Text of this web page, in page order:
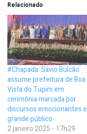
Relacionado
#Chapada: Sávio Bulcão
assume prefeitura de Boa
Vista do Tupim em
cerimônia marcada por
discursos emocionantes e
grande público
2 janeiro 2025 - 17h29